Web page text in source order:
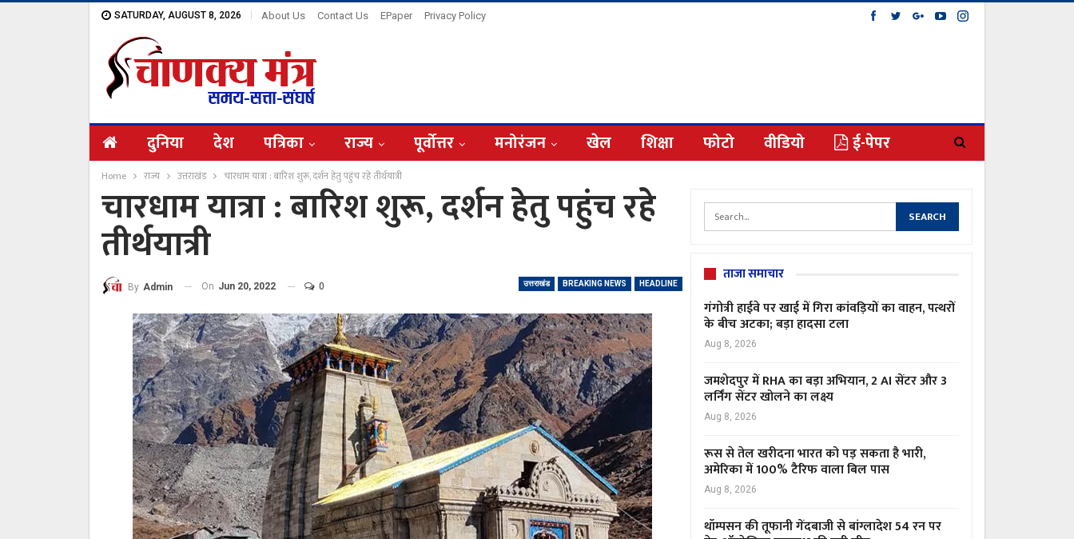
SATURDAY, AUGUST 8, 2026 About Us Contact Us EPaper Privacy Policy
दुनिया देश पत्रिका राज्य पूर्वोत्तर मनोरंजन खेल शिक्षा फोटो वीडियो ई-पेपर
Home राज्य उत्तराखंड चारधाम यात्रा : बारिश शुरू, दर्शन हेतु पहुंच रहे तीर्थयात्री
चारधाम यात्रा : बारिश शुरू, दर्शन हेतु पहुंच रहे
तीर्थयात्री
उत्तराखंड BREAKING NEWS HEADLINE
By Admin On Jun 20, 2022 0
ताजा समाचार
गंगोत्री हाईवे पर खाई में गिरा कांवड़ियों का वाहन, पत्थरों
के बीच अटका; बड़ा हादसा टला
Aug 8, 2026
जमशेदपुर में RHA का बड़ा अभियान, 2 AI सेंटर और 3
लर्निंग सेंटर खोलने का लक्ष्य
Aug 8, 2026
रूस से तेल खरीदना भारत को पड़ सकता है भारी,
अमेरिका में 100% टैरिफ वाला बिल पास
Aug 8, 2026
थॉम्पसन की तूफानी गेंदबाजी से बांग्लादेश 54 रन पर